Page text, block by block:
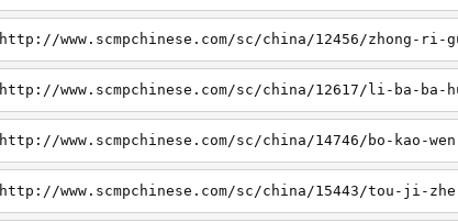
http://www.scmpchinese.com/sc/china/12456/zhong-
http://www.scmpchinese.com/sc/china/12617/li-ba-ba-
http://www.scmpchinese.com/sc/china/14746/bo-kao-
http://www.scmpchinese.com/sc/china/15443/tou-ji-